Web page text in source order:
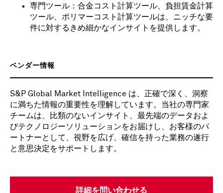
専門ツール：合金コスト計算ツール、負担賃金計算
ツール、ポリマーコスト計算ツールは、ニッチな要
件に対するきめ細かなインサイトを提供します。
ベンダー情報
S&P Global Market Intelligence は、正確で深く、洞察
に満ちた情報の重要性を理解しています。当社の専門家
チームは、比類のないインサイト、最先端のデータおよ
びテクノロジーソリューションをお届けし、お客様のパ
ートナーとして、視野を広げ、確信を持った業務の遂行
と意思決定をサポートします。
詳細を問い合わせる